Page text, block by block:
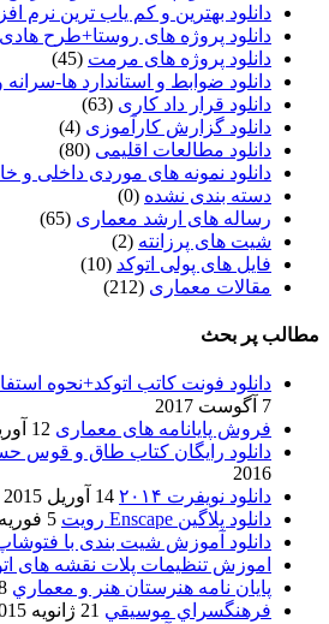
دانلود بهترین و کم یاب ترین نرم
دانلود پروژه های روستا+طرح هادی
دانلود پروژه های مرمت (45)
دانلود ضوابط و استاندارد ها-
دانلود قرار داد کاری (63)
دانلود گزارش کارآموزی (4)
دانلود مطالعات اقلیمی (80)
دانلود نمونه های موردی داخلی و
دسته بندی نشده (0)
رساله های ارشد معماری (65)
شیت های پرزانته (2)
فایل های پولی اتوکد (10)
مقالات معماری (212)
مطالب پر بحث
دانلود فونت کاتب اتوکد+نحوه
7 آگوست 2017
فروش پایانامه های معماری 12 آوریل 2015
دانلود رایگان کتاب طاق و قوس
2016
دانلود نویفرت ۲۰۱۴
14 آوریل 2015
دانلود پلاگین Enscape رویت
5 فوریه 2016
دانلود آموزش شیت بندی با
اموزش تنظیمات پلات نقشه های
پایان نامه هنرستان هنر و معماري 18
فرهنگسراي موسيقي 21 ژانویه 2015